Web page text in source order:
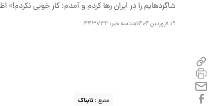
شاگردهایم را در ایران رها کردم و آمدم؛ کار خوبی
۱۹ فروردین ۱۴۰۴ شناسه خبر: ۴۴۳۷۳۲
منبع : تابناک